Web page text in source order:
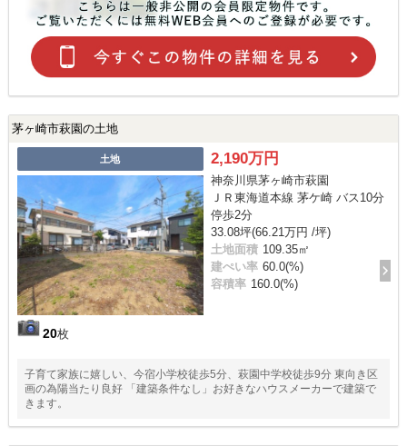
茅ヶ崎市萩園の土地
土地
20枚
2,190万円
神奈川県茅ヶ崎市萩園
ＪＲ東海道本線 茅ケ崎 バス10分
停歩2分
33.08坪(66.21万円 /坪)
土地面積 109.35㎡
建ぺい率 60.0(%)
容積率 160.0(%)
子育て家族に嬉しい、今宿小学校徒歩5分、萩園中学校徒歩9分 東向き区
画の為陽当たり良好 「建築条件なし」お好きなハウスメーカーで建築で
きます。